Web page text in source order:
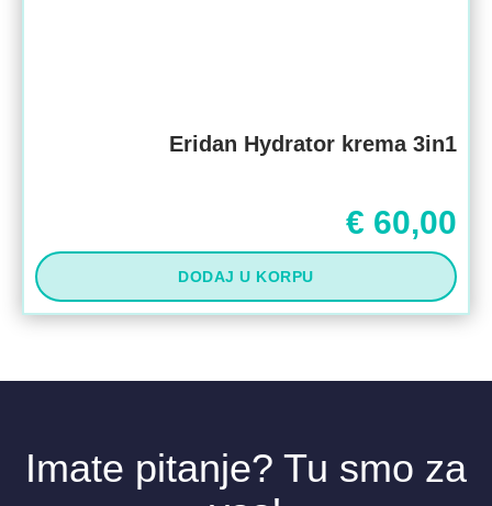
Eridan Hydrator krema 3in1
€ 60,00
DODAJ U KORPU
Imate pitanje? Tu smo za